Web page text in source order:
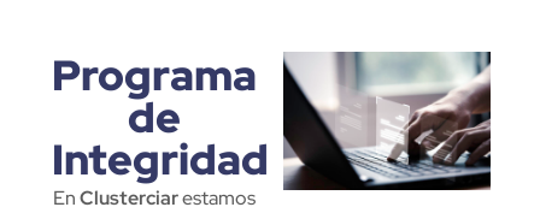
Programa
de
Integridad
EnClusterciarestamos